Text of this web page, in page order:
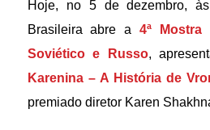
Hoje, no 5 de dezembro,
Brasileira abre a4ª Mostra
Soviético e Russo,
Karenina – A História de
premiado diretor Karen